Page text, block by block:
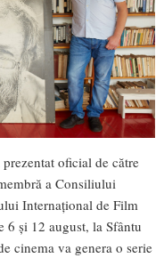
oficial de către
a Consiliului
Internațional de Film
6 și 12 august, la Sfântu
cinema va genera o serie